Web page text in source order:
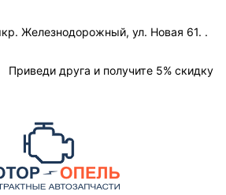
Железнодорожный, ул. Новая 61. .
Приведи друга и получите 5% скидку